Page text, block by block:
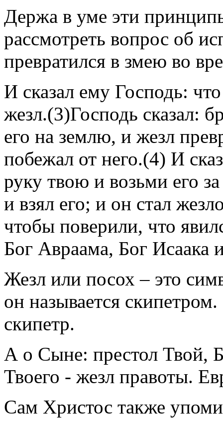
Держа в уме эти
рассмотреть вопрос об
превратился в змею во
И сказал ему Господь:
жезл.(3)Господь сказал:
его на землю, и жезл
побежал от него.(4) И
руку твою и возьми его
и взял его; и он стал
чтобы поверили, что
Бог Авраама, Бог Исаака
Жезл или посох – это
он называется
скипетр.
А о Сыне: престол Твой,
Твоего - жезл правоты.
Сам Христос также